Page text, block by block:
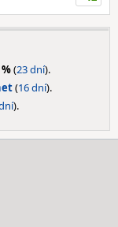
(23 dní).
(16 dní).
).